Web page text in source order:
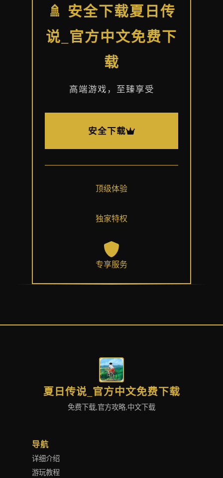
🚿 安全下载夏日传
说_官方中文免费下
载
高端游戏，至臻享受
安全下载
顶级体验
独家特权
专享服务
夏日传说_官方中文免费下载
免费下载,官方攻略,中文下载
导航
详细介绍
游玩教程